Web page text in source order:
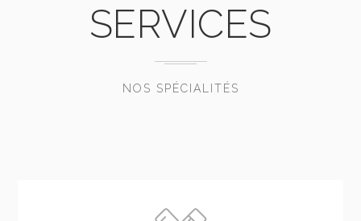
SERVICES
NOS SPÉCIALITÉS